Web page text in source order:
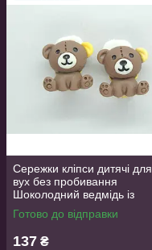
Сережки кліпси дитячі для
вух без пробивання
Шоколодний ведмідь із
жовтим вушком
Готово до відправки
137 ₴